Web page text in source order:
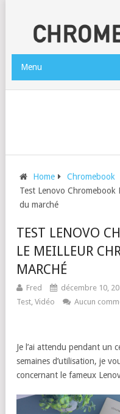
Menu
Home
Chromebook
Test Lenovo Chromebook
du marché
TEST LENOVO
LE MEILLEUR
MARCHÉ
Fred décembre 10,
Test, Vidéo Aucun
Je l’ai attendu pendant un
semaines d’utilisation, je
concernant le fameux